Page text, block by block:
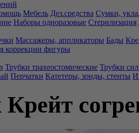
Мебель Дез.средства Сумки,
Наборы одноразовые Стерилизация
Массажеры, аппликаторы Бады
коррекции фигуры
Трубки трахеостомические Трубки
Перчатки Катетеры, зонды, стенты
Крейт